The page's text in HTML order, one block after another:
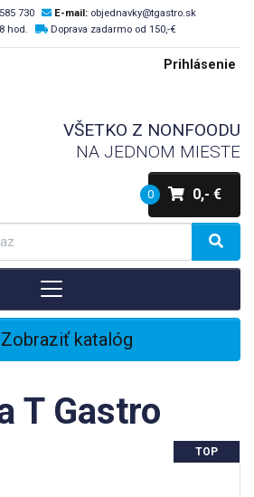
730 E-mail: objednavky@tgastro.sk
hod.
Doprava zadarmo od 150,-€
Prihlásenie
VŠETKO Z NONFOODU
NA JEDNOM MIESTE
0 0,- €
Zobraziť katalóg
T Gastro
TOP